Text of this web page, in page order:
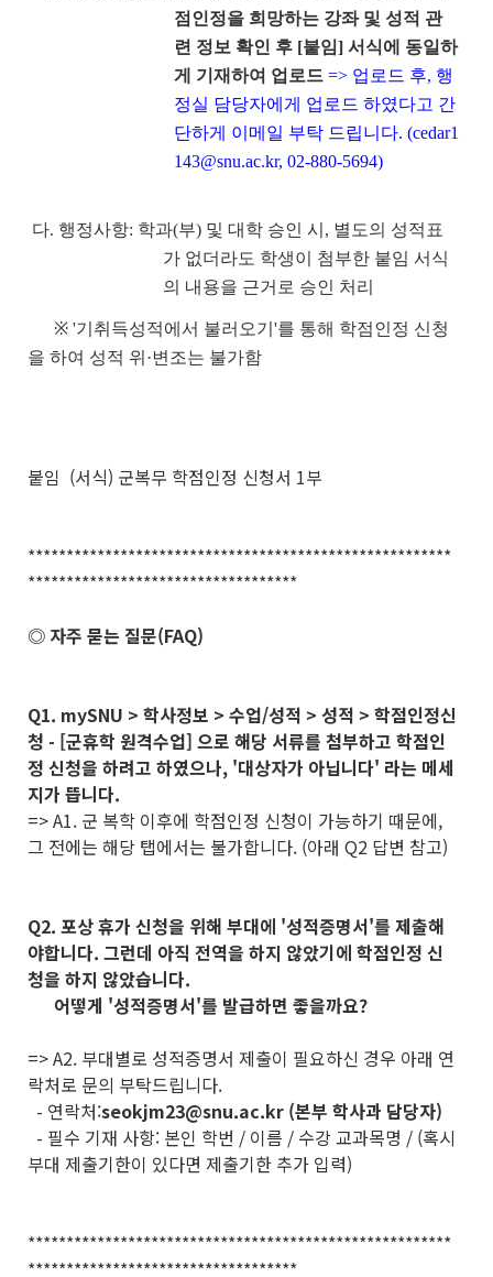
점인정을 희망하는 강좌 및 성적 관
련 정보 확인 후 [붙임] 서식에 동일하
게 기재하여 업로드 => 업로드 후, 행
정실 담당자에게 업로드 하였다고 간
단하게 이메일 부탁 드립니다. (cedar1
143@snu.ac.kr, 02-880-5694)
다. 행정사항: 학과(부) 및 대학 승인 시, 별도의 성적표
가 없더라도 학생이 첨부한 붙임 서식
의 내용을 근거로 승인 처리
※ '기취득성적에서 불러오기'를 통해 학점인정 신청
을 하여 성적 위·변조는 불가함
붙임 (서식) 군복무 학점인정 신청서 1부
*******************************************************
***********************************
◎ 자주 묻는 질문(FAQ)
Q1. mySNU > 학사정보 > 수업/성적 > 성적 > 학점인정신
청 - [군휴학 원격수업] 으로 해당 서류를 첨부하고 학점인
정 신청을 하려고 하였으나, '대상자가 아닙니다' 라는 메세
지가 뜹니다.
=> A1. 군 복학 이후에 학점인정 신청이 가능하기 때문에,
그 전에는 해당 탭에서는 불가합니다. (아래 Q2 답변 참고)
Q2. 포상 휴가 신청을 위해 부대에 '성적증명서'를 제출해
야합니다. 그런데 아직 전역을 하지 않았기에 학점인정 신
청을 하지 않았습니다.
어떻게 '성적증명서'를 발급하면 좋을까요?
=> A2. 부대별로 성적증명서 제출이 필요하신 경우 아래 연
락처로 문의 부탁드립니다.
- 연락처:seokjm23@snu.ac.kr (본부 학사과 담당자)
- 필수 기재 사항: 본인 학번 / 이름 / 수강 교과목명 / (혹시
부대 제출기한이 있다면 제출기한 추가 입력)
*******************************************************
***********************************